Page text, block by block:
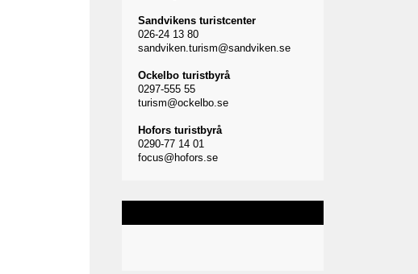
Sandvikens turistcenter
026-24 13 80
sandviken.turism@sandviken.se
Ockelbo turistbyrå
0297-555 55
turism@ockelbo.se
Hofors turistbyrå
0290-77 14 01
focus@hofors.se